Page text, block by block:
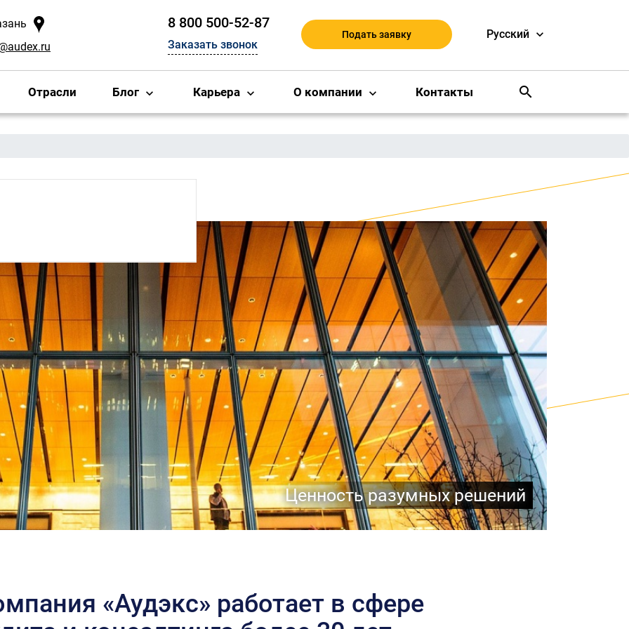
8 800 500-52-87
Заказать звонок
Подать заявку Русский
Отрасли Блог Карьера О компании Контакты search
Ценность разумных решений
«Аудэкс» работает в сфере